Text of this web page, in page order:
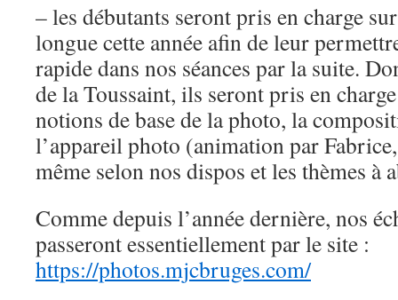
– les débutants seront pris en charge
longue cette année afin de leur
rapide dans nos séances par la suite.
de la Toussaint, ils seront pris en
notions de base de la photo, la
l’appareil photo (animation par
même selon nos dispos et les thèmes à
Comme depuis l’année dernière, nos
passeront essentiellement par le site :
https://photos.mjcbruges.com/